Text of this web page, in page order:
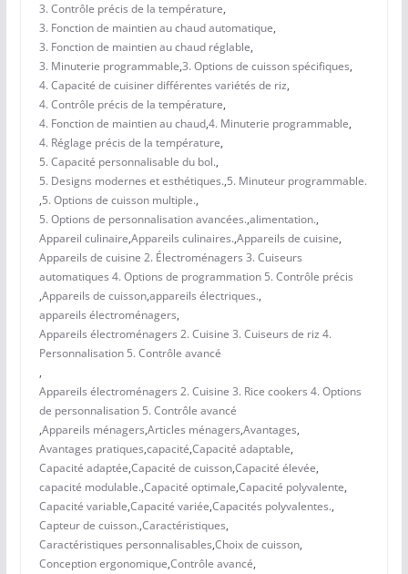
3. Contrôle précis de la température,
3. Fonction de maintien au chaud automatique,
3. Fonction de maintien au chaud réglable,
3. Minuterie programmable,3. Options de cuisson spécifiques,
4. Capacité de cuisiner différentes variétés de riz,
4. Contrôle précis de la température,
4. Fonction de maintien au chaud,4. Minuterie programmable,
4. Réglage précis de la température,
5. Capacité personnalisable du bol.,
5. Designs modernes et esthétiques.,5. Minuteur programmable.
,5. Options de cuisson multiple.,
5. Options de personnalisation avancées.,alimentation.,
Appareil culinaire,Appareils culinaires.,Appareils de cuisine,
Appareils de cuisine 2. Électroménagers 3. Cuiseurs
automatiques 4. Options de programmation 5. Contrôle précis
,Appareils de cuisson,appareils électriques.,
appareils électroménagers,
Appareils électroménagers 2. Cuisine 3. Cuiseurs de riz 4.
Personnalisation 5. Contrôle avancé
,
Appareils électroménagers 2. Cuisine 3. Rice cookers 4. Options
de personnalisation 5. Contrôle avancé
,Appareils ménagers,Articles ménagers,Avantages,
Avantages pratiques,capacité,Capacité adaptable,
Capacité adaptée,Capacité de cuisson,Capacité élevée,
capacité modulable.,Capacité optimale,Capacité polyvalente,
Capacité variable,Capacité variée,Capacités polyvalentes.,
Capteur de cuisson.,Caractéristiques,
Caractéristiques personnalisables,Choix de cuisson,
Conception ergonomique,Contrôle avancé,